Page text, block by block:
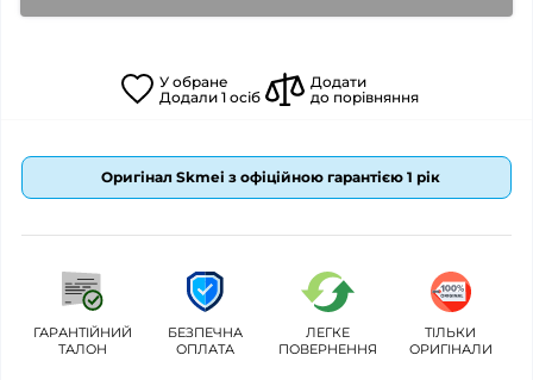
У обране
Додали 1 осіб
Додати
до порівняння
Оригінал Skmei з офіційною гарантією 1 рік
ГАРАНТІЙНИЙ
ТАЛОН
БЕЗПЕЧНА
ОПЛАТА
ЛЕГКЕ
ПОВЕРНЕННЯ
ТІЛЬКИ
ОРИГІНАЛИ